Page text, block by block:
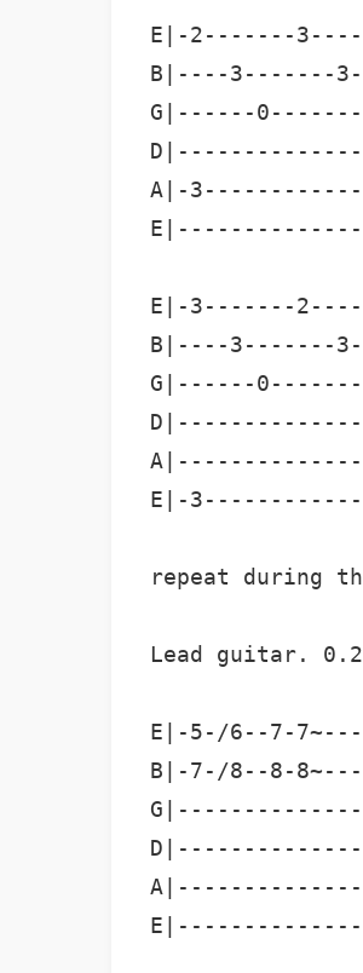
E|-2-------
B|----3-------
G|------
A|-
E|-3-------
B|----3-------
G|------
E|-
repeat during
Lead guitar.
E|-5-/6--7-
B|-7-/8--8-